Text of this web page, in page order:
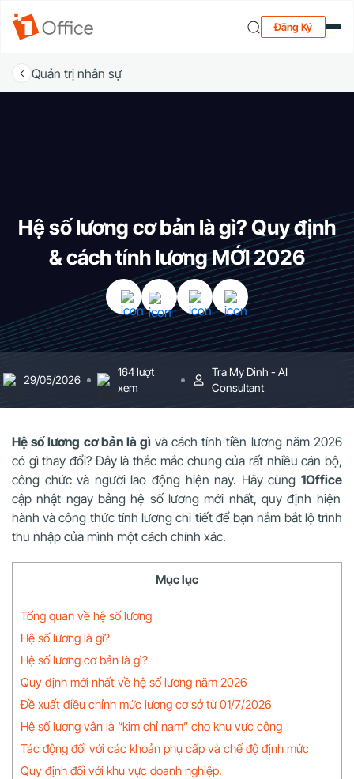
Đăng Ký
Quản trị nhân sự
Hệ số lương cơ bản là gì? Quy định
& cách tính lương MỚI 2026
29/05/2026
164 lượt
xem
Tra My Dinh - AI
Consultant
Hệ số lương cơ bản là gì và cách tính tiền lương năm 2026
có gì thay đổi? Đây là thắc mắc chung của rất nhiều cán bộ,
công chức và người lao động hiện nay. Hãy cùng 1Office
cập nhật ngay bảng hệ số lương mới nhất, quy định hiện
hành và công thức tính lương chi tiết để bạn nắm bắt lộ trình
thu nhập của mình một cách chính xác.
Mục lục
Tổng quan về hệ số lương
Hệ số lương là gì?
Hệ số lương cơ bản là gì?
Quy định mới nhất về hệ số lương năm 2026
Đề xuất điều chỉnh mức lương cơ sở từ 01/7/2026
Hệ số lương vẫn là “kim chỉ nam” cho khu vực công
Tác động đối với các khoản phụ cấp và chế độ định mức
Quy định đối với khu vực doanh nghiệp.